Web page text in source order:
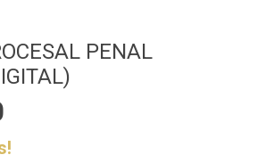
PENAL